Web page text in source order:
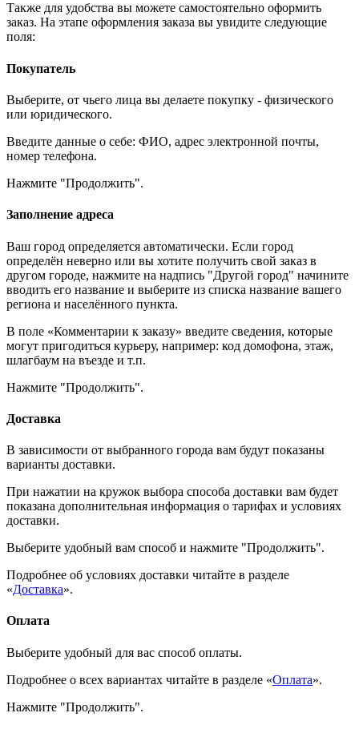
Также для удобства вы можете самостоятельно оформить
заказ. На этапе оформления заказа вы увидите следующие
поля:
Покупатель
Выберите, от чьего лица вы делаете покупку - физического
или юридического.
Введите данные о себе: ФИО, адрес электронной почты,
номер телефона.
Нажмите "Продолжить".
Заполнение адреса
Ваш город определяется автоматически. Если город
определён неверно или вы хотите получить свой заказ в
другом городе, нажмите на надпись "Другой город" начините
вводить его название и выберите из списка название вашего
региона и населённого пункта.
В поле «Комментарии к заказу» введите сведения, которые
могут пригодиться курьеру, например: код домофона, этаж,
шлагбаум на въезде и т.п.
Нажмите "Продолжить".
Доставка
В зависимости от выбранного города вам будут показаны
варианты доставки.
При нажатии на кружок выбора способа доставки вам будет
показана дополнительная информация о тарифах и условиях
доставки.
Выберите удобный вам способ и нажмите "Продолжить".
Подробнее об условиях доставки читайте в разделе
«Доставка».
Оплата
Выберите удобный для вас способ оплаты.
Подробнее о всех вариантах читайте в разделе «Оплата».
Нажмите "Продолжить".